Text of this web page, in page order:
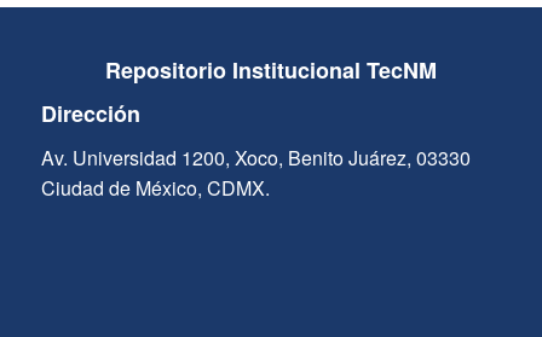
Repositorio Institucional TecNM
Dirección
Av. Universidad 1200, Xoco, Benito Juárez, 03330
Ciudad de México, CDMX.